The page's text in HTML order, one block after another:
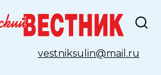
vestniksulin@mail.ru